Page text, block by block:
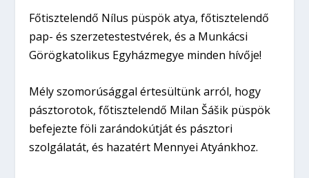
Főtisztelendő Nílus püspök atya, főtisztelendő
pap- és szerzetestestvérek, és a Munkácsi
Görögkatolikus Egyházmegye minden hívője!
Mély szomorúsággal értesültünk arról, hogy
pásztorotok, főtisztelendő Milan Šášik püspök
befejezte föli zarándokútját és pásztori
szolgálatát, és hazatért Mennyei Atyánkhoz.